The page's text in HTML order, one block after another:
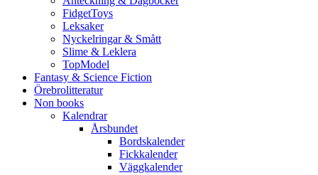
FidgetToys
Leksaker
Nyckelringar & Smått
Slime & Leklera
TopModel
Fantasy & Science Fiction
Örebrolitteratur
Non books
Kalendrar
Årsbundet
Bordskalender
Fickkalender
Väggkalender